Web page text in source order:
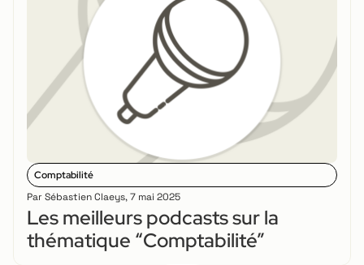
Comptabilité
Par Sébastien Claeys,7 mai 2025
Les meilleurs podcasts sur la
thématique “Comptabilité”